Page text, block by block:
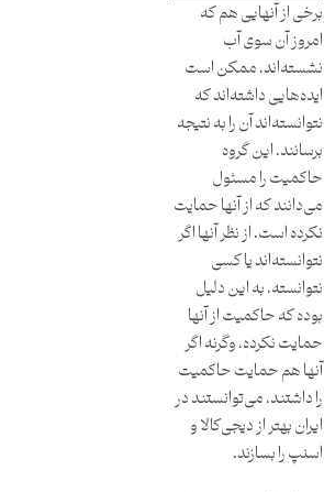
برخی از آنهایی هم که
امروز آن سوی آب
نشسته‌اند، ممکن است
ایده‌هایی داشته‌اند که
نتوانسته‌اند آن را به نتیجه
برسانند. این گروه
حاکمیت را مسئول
می‌دانند که از آنها حمایت
نکرده است. از نظر آنها اگر
نتوانسته‌اند یا کسی
نتوانسته، به این دلیل
بوده که حاکمیت از آنها
حمایت نکرده، وگرنه اگر
آنها هم حمایت حاکمیت
را داشتند، می‌توانستند در
ایران بهتر از دیجی‌کالا و
اسنپ را بسازند.